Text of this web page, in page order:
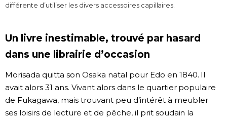
différente d’utiliser les divers accessoires capillaires.
Un livre inestimable, trouvé par hasard
dans une librairie d’occasion
Morisada quitta son Osaka natal pour Edo en 1840. Il
avait alors 31 ans. Vivant alors dans le quartier populaire
de Fukagawa, mais trouvant peu d’intérêt à meubler
ses loisirs de lecture et de pêche, il prit soudain la